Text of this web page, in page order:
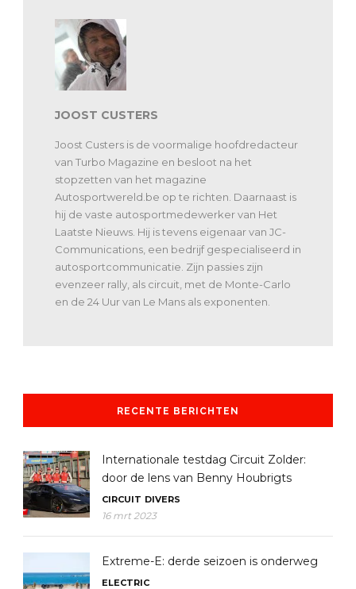
JOOST CUSTERS
Joost Custers is de voormalige hoofdredacteur
van Turbo Magazine en besloot na het
stopzetten van het magazine
Autosportwereld.be op te richten. Daarnaast is
hij de vaste autosportmedewerker van Het
Laatste Nieuws. Hij is tevens eigenaar van JC-
Communications, een bedrijf gespecialiseerd in
autosportcommunicatie. Zijn passies zijn
evenzeer rally, als circuit, met de Monte-Carlo
en de 24 Uur van Le Mans als exponenten.
RECENTE BERICHTEN
Internationale testdag Circuit Zolder:
door de lens van Benny Houbrigts
CIRCUIT DIVERS
16 mrt 2023
Extreme-E: derde seizoen is onderweg
ELECTRIC